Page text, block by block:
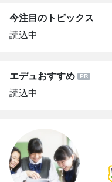
今注目のトピックス
読込中
エデュおすすめ
読込中